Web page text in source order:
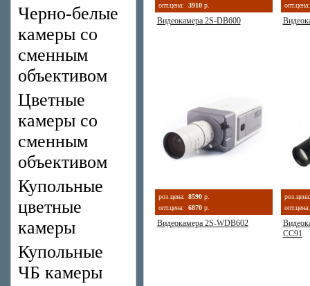
Черно-белые
камеры со
сменным
объективом
Цветные
камеры со
сменным
объективом
Купольные
цветные
камеры
Купольные
ЧБ камеры
опт.цена:
3910 р.
Видеокамера 2S-DB600
опт.цена:
роз.цена: 8590 р.
опт.цена:
6870 р.
Видеокамера 2S-WDB602
роз.цена:
опт.цена:
CC91